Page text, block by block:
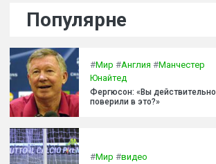
Популярне
#Мир #Англия #Манчестер
Юнайтед
Фергюсон: «Вы действительно
поверили в это?»
#Мир #видео